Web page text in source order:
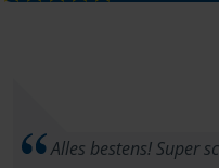
Alles bestens! Super